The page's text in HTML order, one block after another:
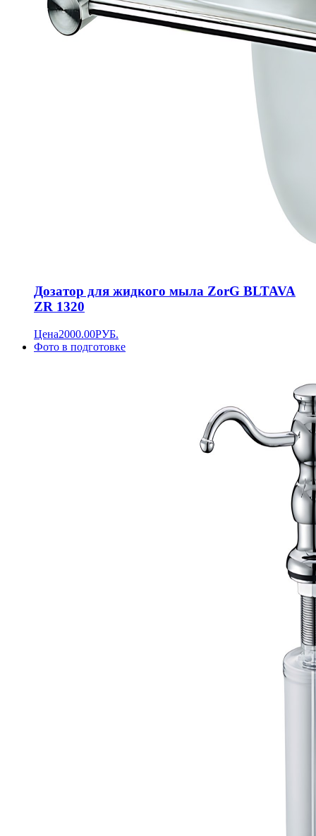
Дозатор для жидкого мыла ZorG BLTAVA
ZR 1320
Цена2000.00РУБ.
Фото в подготовке